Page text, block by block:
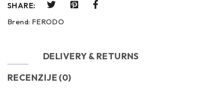
SHARE:
Brend: FERODO
DELIVERY & RETURNS
RECENZIJE (0)